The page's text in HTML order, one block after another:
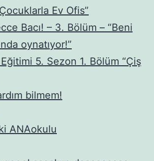
Ev Ofis”
Bacı! – 3. Bölüm – “Beni
oynatıyor!”
5. Sezon 1. Bölüm “Çiş
bilmem!
ANAokulu